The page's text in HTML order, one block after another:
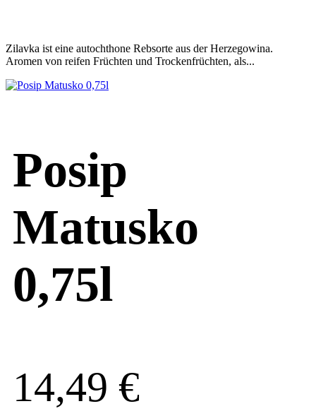
Zilavka ist eine autochthone Rebsorte aus der Herzegowina.
Aromen von reifen Früchten und Trockenfrüchten, als...
Posip
Matusko
0,75l
14,49 €